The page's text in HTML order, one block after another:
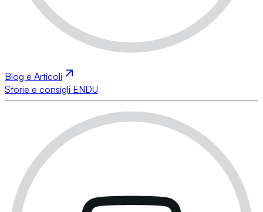
Blog e Articoli
Storie e consigli ENDU